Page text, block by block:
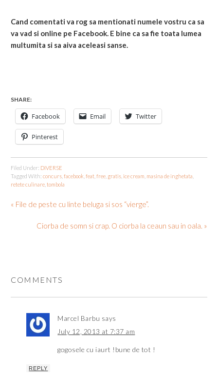
Cand comentati va rog sa mentionati numele vostru ca sa
va vad si online pe Facebook. E bine ca sa fie toata lumea
multumita si sa aiva aceleasi sanse.
SHARE:
Facebook Email Twitter
Pinterest
Filed Under: DIVERSE
Tagged With:concurs ,facebook ,feat ,free gratis ice cream masina de inghetata
retete culinare ,tombola
« File de peste cu linte beluga si sos “vierge”.
Ciorba de somn si crap. O ciorba la ceaun sau in oala. »
COMMENTS
Marcel Barbu says
July 12, 2013 at 7:37 am
gogosele cu iaurt !bune de tot !
REPLY